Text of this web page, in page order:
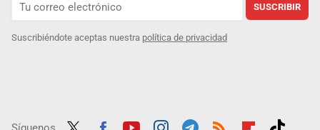
SUSCRIBIR
Suscribiéndote aceptas nuestra política de privacidad